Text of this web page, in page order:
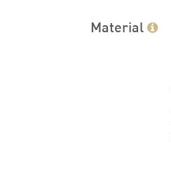
Material